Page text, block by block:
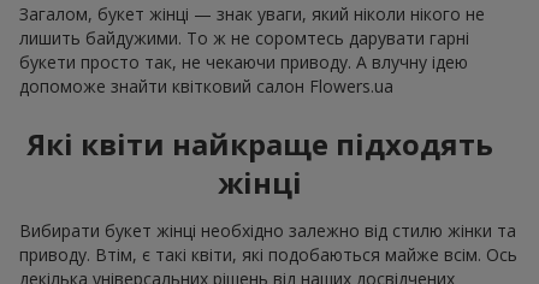
Загалом, букет жінці — знак уваги, який ніколи нікого не
лишить байдужими. То ж не соромтесь дарувати гарні
букети просто так, не чекаючи приводу. А влучну ідею
допоможе знайти квітковий салон Flowers.ua
Які квіти найкраще підходять
жінці
Вибирати букет жінці необхідно залежно від стилю жінки та
приводу. Втім, є такі квіти, які подобаються майже всім. Ось
декілька універсальних рішень від наших досвідчених